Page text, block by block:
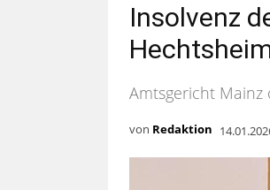
Insolvenz
Amtsgericht Mainz
von Redaktion